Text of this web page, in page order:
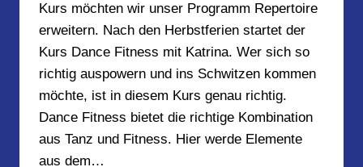
Kurs möchten wir unser Programm Repertoire
erweitern. Nach den Herbstferien startet der
Kurs Dance Fitness mit Katrina. Wer sich so
richtig auspowern und ins Schwitzen kommen
möchte, ist in diesem Kurs genau richtig.
Dance Fitness bietet die richtige Kombination
aus Tanz und Fitness. Hier werde Elemente
aus dem…